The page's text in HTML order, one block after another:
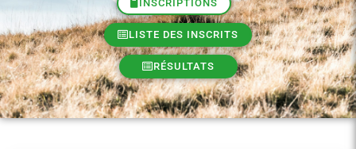
INSCRIPTIONS
LISTE DES INSCRITS
RÉSULTATS